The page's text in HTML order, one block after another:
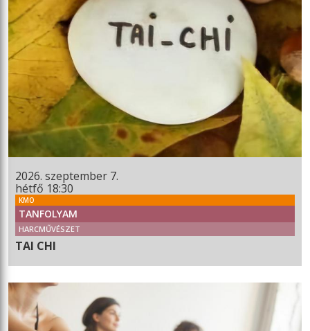
2026. szeptember 7.
hétfő 18:30
KMO
TANFOLYAM
HARCMŰVÉSZET
TAI CHI